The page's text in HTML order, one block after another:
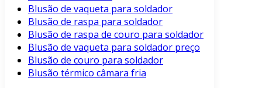
Blusão de vaqueta para soldador
Blusão de raspa para soldador
Blusão de raspa de couro para soldador
Blusão de vaqueta para soldador preço
Blusão de couro para soldador
Blusão térmico câmara fria